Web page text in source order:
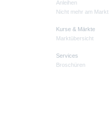
Anleihen
Nicht mehr am Markt
Kurse & Märkte
Marktübersicht
Services
Broschüren